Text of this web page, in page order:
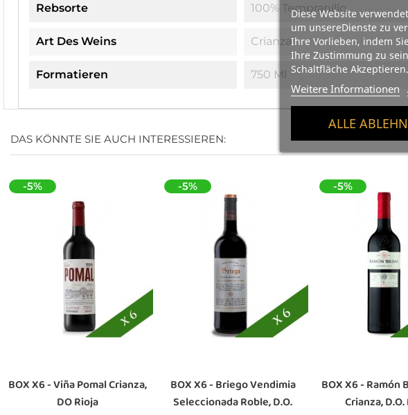
Diese Website
um unsereDienste zu
Ihre Vorlieben, indem
Ihre Zustimmung zu
Schaltfläche Akzeptieren.
Weitere Informationen
ALLE
Rebsorte 100% Tempranillo
Art Des Weins Crianza
Formatieren 750 Ml
DAS KÖNNTE SIE AUCH INTERESSIEREN:
-5%
BOX X6 - Viña Pomal Crianza,
DO Rioja
-5%
BOX X6 - Briego Vendimia
Seleccionada Roble, D.O.
-5%
BOX X6 - Ramón
Crianza,